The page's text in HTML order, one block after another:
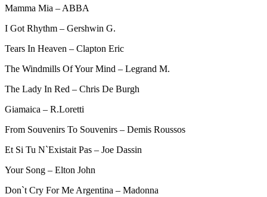
Mamma Mia – ABBA
I Got Rhythm – Gershwin G.
Tears In Heaven – Clapton Eric
The Windmills Of Your Mind – Legrand M.
The Lady In Red – Chris De Burgh
Giamaica – R.Loretti
From Souvenirs To Souvenirs – Demis Roussos
Et Si Tu N`Existait Pas – Joe Dassin
Your Song – Elton John
Don`t Cry For Me Argentina – Madonna